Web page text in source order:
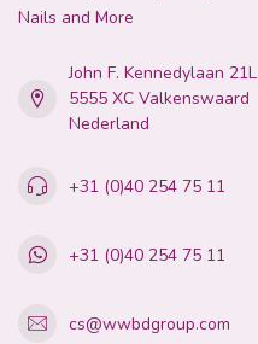
Nails and More
John F. Kennedylaan 21L
5555 XC Valkenswaard
Nederland
+31 (0)40 254 75 11
+31 (0)40 254 75 11
cs@wwbdgroup.com